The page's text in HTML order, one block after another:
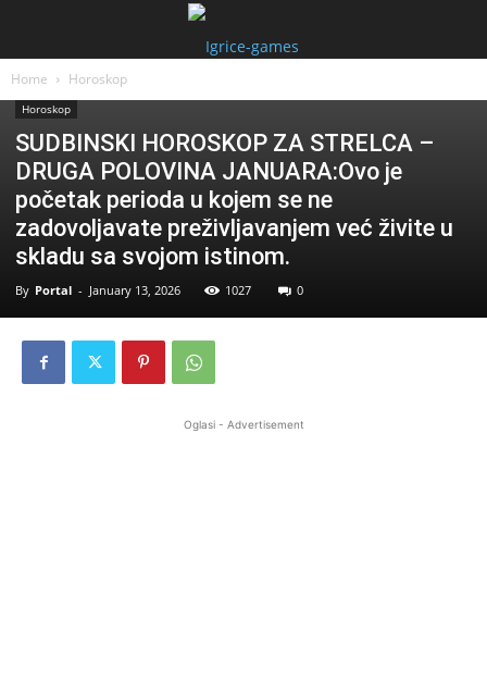
Home Horoskop
Horoskop
SUDBINSKI HOROSKOP ZA STRELCA –
DRUGA POLOVINA JANUARA:Ovo je
početak perioda u kojem se ne
zadovoljavate preživljavanjem već živite u
skladu sa svojom istinom.
By Portal - January 13, 2026 1027 0
Oglasi - Advertisement